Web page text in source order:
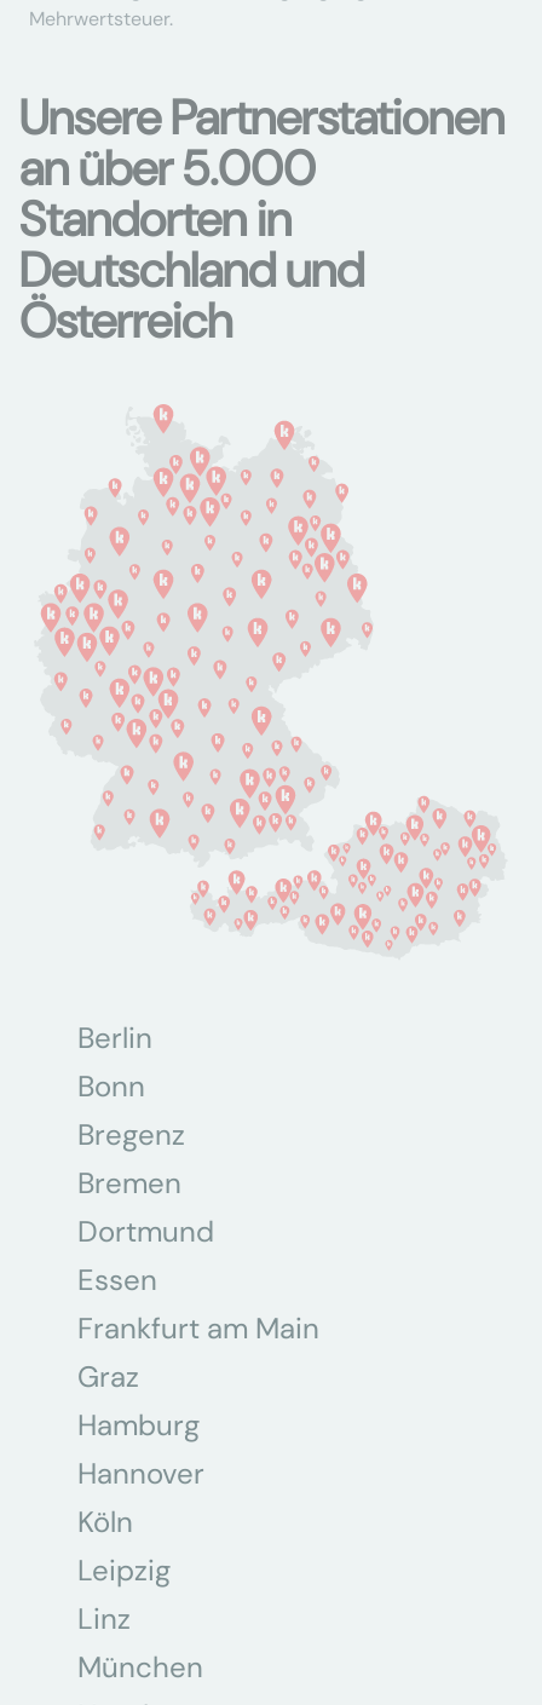
Mehrwertsteuer.
Unsere Partnerstationen
an über 5.000
Standorten in
Deutschland und
Österreich
Berlin
Bonn
Bregenz
Bremen
Dortmund
Essen
Frankfurt am Main
Graz
Hamburg
Hannover
Köln
Leipzig
Linz
München